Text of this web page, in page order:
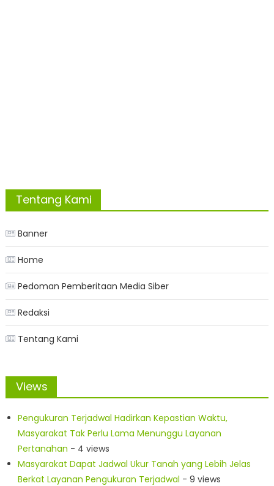
Tentang Kami
Banner
Home
Pedoman Pemberitaan Media Siber
Redaksi
Tentang Kami
Views
Pengukuran Terjadwal Hadirkan Kepastian Waktu,
Masyarakat Tak Perlu Lama Menunggu Layanan
Pertanahan - 4 views
Masyarakat Dapat Jadwal Ukur Tanah yang Lebih Jelas
Berkat Layanan Pengukuran Terjadwal - 9 views